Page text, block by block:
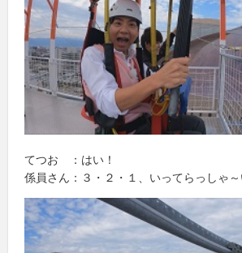
てつお ：はい！
係員さん：３・２・１、いってらっしゃ～